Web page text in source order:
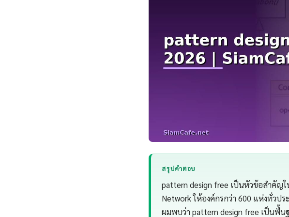
สรุปคำตอบ
pattern design free เป็นหัวข้อสำคัญใ
Network ให้องค์กรกว่า 600 แห่งทั่วป
ผมพบว่า pattern design free เป็นพื้น